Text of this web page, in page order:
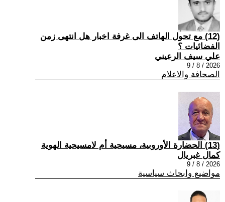
(12) مع تحول الهاتف الى غرفة اخبار هل انتهى زمن
الفضائيات ؟
علي سيف الرعيني
2026 / 8 / 9
الصحافة والاعلام
(13) الحضارة الأوروبية، مسيحية أم لامسيحية الهوية
كمال غبريال
2026 / 8 / 9
مواضيع وابحاث سياسية